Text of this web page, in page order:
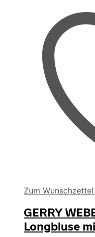
Zum
GERRY
Longbluse